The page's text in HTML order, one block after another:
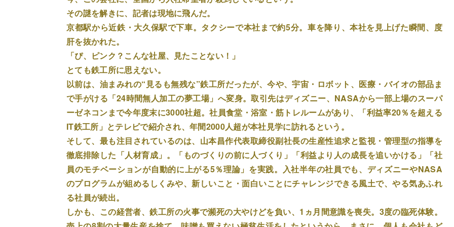
その謎を解きに、記者は現地に飛んだ。
京都駅から近鉄・大久保駅で下車。タクシーで本社まで約5分。車を降り、本社を見上げた瞬間、度
肝を抜かれた。
「ぴ、ピンク？こんな社屋、見たことない！」
とても鉄工所に思えない。
以前は、油まみれの“見るも無残な”鉄工所だったが、今や、宇宙・ロボット、医療・バイオの部品ま
で手がける「24時間無人加工の夢工場」へ変身。取引先はディズニー、NASAから一部上場のスーパ
ーゼネコンまで今年度末に3000社超。社員食堂・浴室・筋トレルームがあり、「利益率20％を超える
IT鉄工所」とテレビで紹介され、年間2000人超が本社見学に訪れるという。
そして、最も注目されているのは、山本昌作代表取締役副社長の生産性追求と監視・管理型の指導を
徹底排除した「人材育成」。「ものづくりの前に人づくり」「利益より人の成長を追いかける」「社
員のモチベーションが自動的に上がる5％理論」を実践。入社半年の社員でも、ディズニーやNASA
のプログラムが組めるしくみや、新しいこと・面白いことにチャレンジできる風土で、やる気あふれ
る社員が続出。
しかも、この経営者、鉄工所の火事で瀕死の大やけどを負い、1ヵ月間意識を喪失。3度の臨死体験。